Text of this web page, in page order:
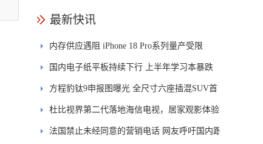
最新快讯
内存供应遇阻 iPhone 18 Pro系列量产受限
国内电子纸平板持续下行 上半年学习本暴跌
84.6%
方程豹钛9申报图曝光 全尺寸六座插混SUV首
发DMS
杜比视界第二代落地海信电视，居家观影体验
能迎来哪些升级？
法国禁止未经同意的营销电话 网友呼吁国内跟